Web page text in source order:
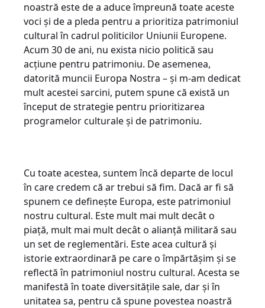
noastră este de a aduce împreună toate aceste
voci și de a pleda pentru a prioritiza patrimoniul
cultural în cadrul politicilor Uniunii Europene.
Acum 30 de ani, nu exista nicio politică sau
acțiune pentru patrimoniu. De asemenea,
datorită muncii Europa Nostra – și m-am dedicat
mult acestei sarcini, putem spune că există un
început de strategie pentru prioritizarea
programelor culturale și de patrimoniu.
Cu toate acestea, suntem încă departe de locul
în care credem că ar trebui să fim. Dacă ar fi să
spunem ce definește Europa, este patrimoniul
nostru cultural. Este mult mai mult decât o
piață, mult mai mult decât o alianță militară sau
un set de reglementări. Este acea cultură și
istorie extraordinară pe care o împărtășim și se
reflectă în patrimoniul nostru cultural. Acesta se
manifestă în toate diversitățile sale, dar și în
unitatea sa, pentru că spune povestea noastră